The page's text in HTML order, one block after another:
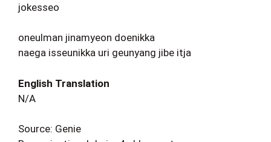
jokesseo
oneulman jinamyeon doenikka
naega isseunikka uri geunyang jibe itja
English Translation
N/A
Source: Genie